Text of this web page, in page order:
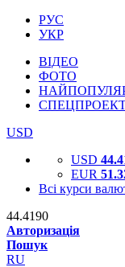
РУС
УКР
ВІДЕО
ФОТО
USD
USD
EUR
Всі курси
44.4190
Авторизація
Пошук
RU